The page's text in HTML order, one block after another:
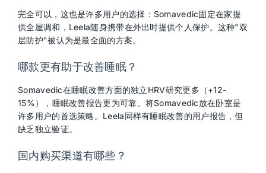
完全可以，这也是许多用户的选择：Somavedic固定在家提
供全屋调和，Leela随身携带在外出时提供个人保护。这种"双
层防护"被认为是最全面的方案。
哪款更有助于改善睡眠？
Somavedic在睡眠改善方面的独立HRV研究更多（+12-
15%），睡眠改善报告更为可靠。将Somavedic放在卧室是
许多用户的首选策略。Leela同样有睡眠改善的用户报告，但
缺乏独立验证。
国内购买渠道有哪些？